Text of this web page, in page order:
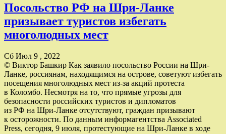
Посольство РФ на Шри-Ланке
призывает туристов избегать
многолюдных мест
Сб Июл 9 , 2022
© Виктор Башкир Как заявило посольство России на Шри-
Ланке, россиянам, находящимся на острове, советуют избегать
посещения многолюдных мест из-за акций протеста
в Коломбо. Несмотря на то, что прямые угрозы для
безопасности российских туристов и дипломатов
из РФ на Шри-Ланке отсутствуют, граждан призывают
к осторожности. По данным информагентства Associated
Press, сегодня, 9 июля, протестующие на Шри-Ланке в ходе